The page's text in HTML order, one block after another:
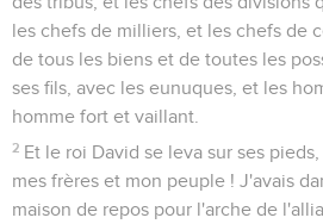
les chefs de milliers, et les chefs de
de tous les biens et de toutes les
ses fils, avec les eunuques, et les
homme fort et vaillant.
2 Et le roi David se leva sur ses
mes frères et mon peuple ! J'avais
maison de repos pour l'arche de